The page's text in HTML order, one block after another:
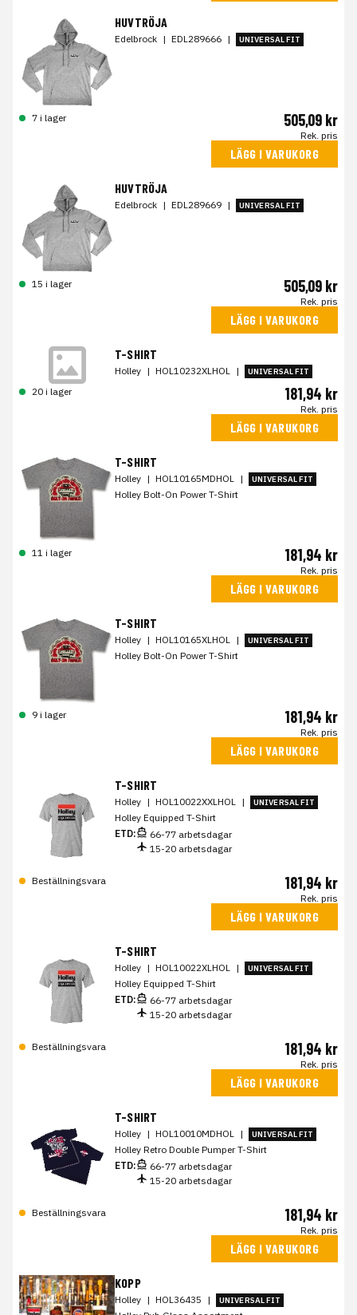
HUVTRÖJA
Edelbrock | EDL289666 | UNIVERSAL FIT
7 i lager 505,09 kr
Rek. pris
LÄGG I VARUKORG
HUVTRÖJA
Edelbrock | EDL289669 | UNIVERSAL FIT
15 i lager 505,09 kr
Rek. pris
LÄGG I VARUKORG
T-SHIRT
Holley | HOL10232XLHOL | UNIVERSAL FIT
20 i lager 181,94 kr
Rek. pris
LÄGG I VARUKORG
T-SHIRT
Holley | HOL10165MDHOL | UNIVERSAL FIT
Holley Bolt-On Power T-Shirt
11 i lager 181,94 kr
Rek. pris
LÄGG I VARUKORG
T-SHIRT
Holley | HOL10165XLHOL | UNIVERSAL FIT
Holley Bolt-On Power T-Shirt
9 i lager 181,94 kr
Rek. pris
LÄGG I VARUKORG
T-SHIRT
Holley | HOL10022XXLHOL | UNIVERSAL FIT
Holley Equipped T-Shirt
ETD:
66-77 arbetsdagar
15-20 arbetsdagar
Beställningsvara 181,94 kr
Rek. pris
LÄGG I VARUKORG
T-SHIRT
Holley | HOL10022XLHOL | UNIVERSAL FIT
Holley Equipped T-Shirt
ETD:
66-77 arbetsdagar
15-20 arbetsdagar
Beställningsvara 181,94 kr
Rek. pris
LÄGG I VARUKORG
T-SHIRT
Holley | HOL10010MDHOL | UNIVERSAL FIT
Holley Retro Double Pumper T-Shirt
ETD:
66-77 arbetsdagar
15-20 arbetsdagar
Beställningsvara 181,94 kr
Rek. pris
LÄGG I VARUKORG
KOPP
Holley | HOL36435 | UNIVERSAL FIT